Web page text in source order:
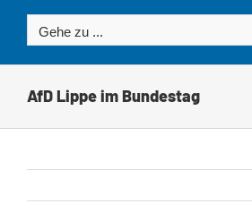
Gehe zu ...
AfD Lippe im Bundestag